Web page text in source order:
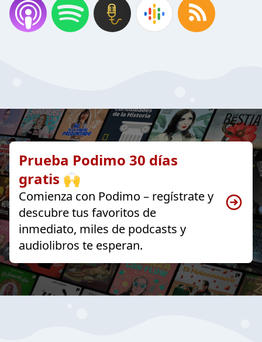
Prueba Podimo 30 días
gratis 🙌
Comienza con Podimo – regístrate y
descubre tus favoritos de
inmediato, miles de podcasts y
audiolibros te esperan.